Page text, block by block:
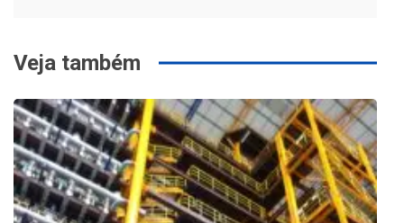
Veja também